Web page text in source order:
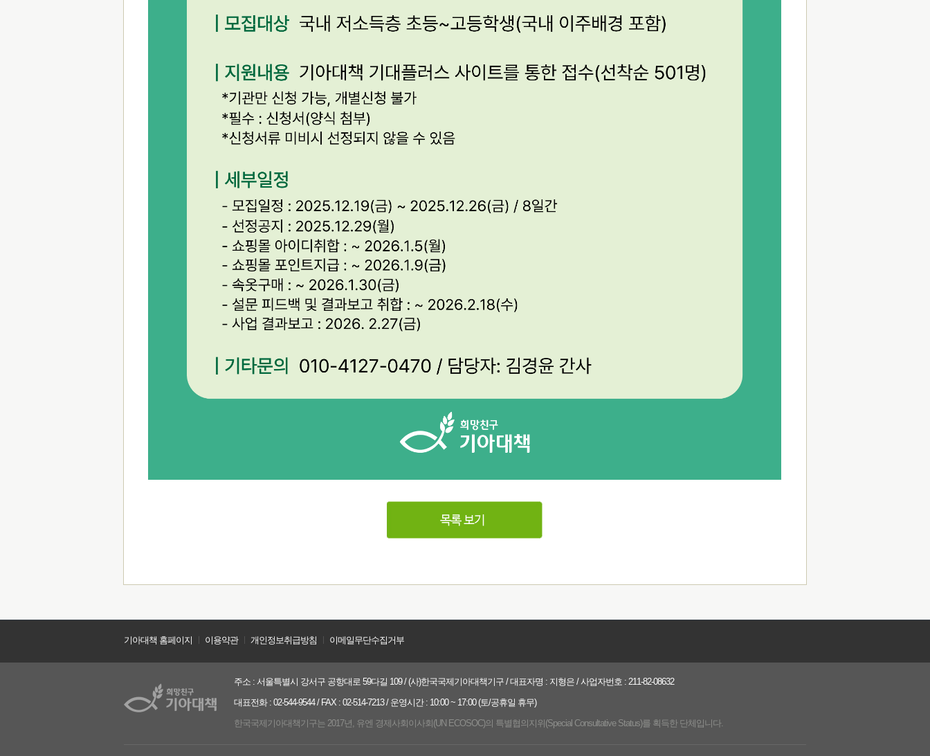
기아대책 홈페이지 이용약관 개인정보취급방침 이메일무단수집거부
주소 : 서울특별시 강서구 공항대로 59다길 109 / (사)한국국제기아대책기구 / 대표자명 : 지형은 / 사업자번호 : 211-82-08632
대표전화 : 02-544-9544 / FAX : 02-514-7213 / 운영시간 : 10:00 ~ 17:00 (토/공휴일 휴무)
한국국제기아대책기구는 2017년, 유엔 경제사회이사회(UN ECOSOC)의 특별협의지위(Special Consultative Status)를 획득한 단체입니다.